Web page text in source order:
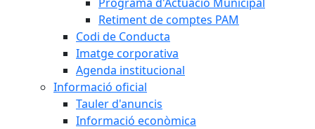
Retiment de comptes PAM
Codi de Conducta
Imatge corporativa
Agenda institucional
Informació oficial
Tauler d'anuncis
Informació econòmica